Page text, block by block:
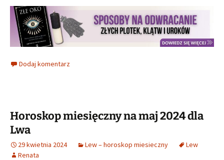
Dodaj komentarz
Horoskop miesięczny na maj 2024 dla
Lwa
29 kwietnia 2024 Lew – horoskop miesieczny
Lew
Renata